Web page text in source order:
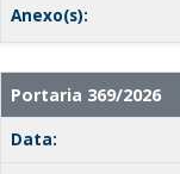
Anexo(s):
Portaria 369/2026
Data: